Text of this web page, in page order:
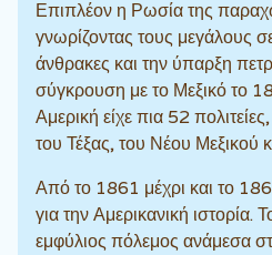
Επιπλέον η Ρωσία της
γνωρίζοντας τους μεγάλους
άνθρακες και την ύπαρξη
σύγκρουση με το Μεξικό το
Αμερική είχε πια 52
του Τέξας, του Νέου Μεξικού
Από το 1861 μέχρι και το
για την Αμερικανική
εμφύλιος πόλεμος ανάμεσα